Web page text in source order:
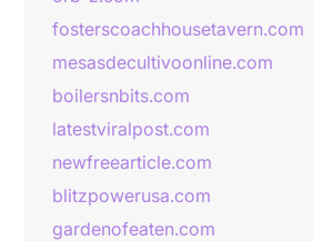
fosterscoachhousetavern.com
mesasdecultivoonline.com
boilersnbits.com
latestviralpost.com
newfreearticle.com
blitzpowerusa.com
gardenofeaten.com